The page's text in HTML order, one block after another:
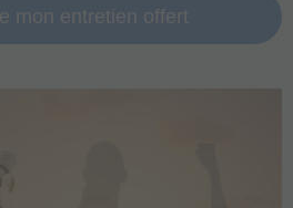
mon entretien offert